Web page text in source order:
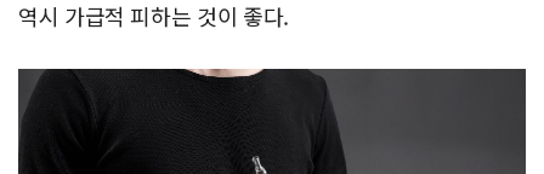
역시 가급적 피하는 것이 좋다.